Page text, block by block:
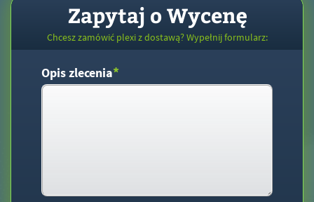
Zapytaj o Wycenę
Chcesz zamówić plexi z dostawą? Wypełnij formularz:
Opis zlecenia*